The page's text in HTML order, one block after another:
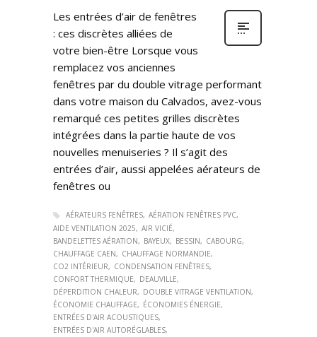
Les entrées d’air de fenêtres
: ces discrètes alliées de
votre bien-être Lorsque vous
remplacez vos anciennes
fenêtres par du double vitrage performant
dans votre maison du Calvados, avez-vous
remarqué ces petites grilles discrètes
intégrées dans la partie haute de vos
nouvelles menuiseries ? Il s’agit des
entrées d’air, aussi appelées aérateurs de
fenêtres ou
AÉRATEURS FENÊTRES AÉRATION FENÊTRES PVC
AIDE VENTILATION 2025
AIR VICIÉ
BANDELETTES AÉRATION
BAYEUX BESSIN
CABOURG
CHAUFFAGE CAEN
CHAUFFAGE NORMANDIE
CO2 INTÉRIEUR
CONDENSATION FENÊTRES
CONFORT THERMIQUE
DEAUVILLE
DÉPERDITION CHALEUR
DOUBLE VITRAGE VENTILATION
ÉCONOMIE CHAUFFAGE
ÉCONOMIES ÉNERGIE
ENTRÉES D'AIR ACOUSTIQUES
ENTRÉES D'AIR AUTORÉGLABLES